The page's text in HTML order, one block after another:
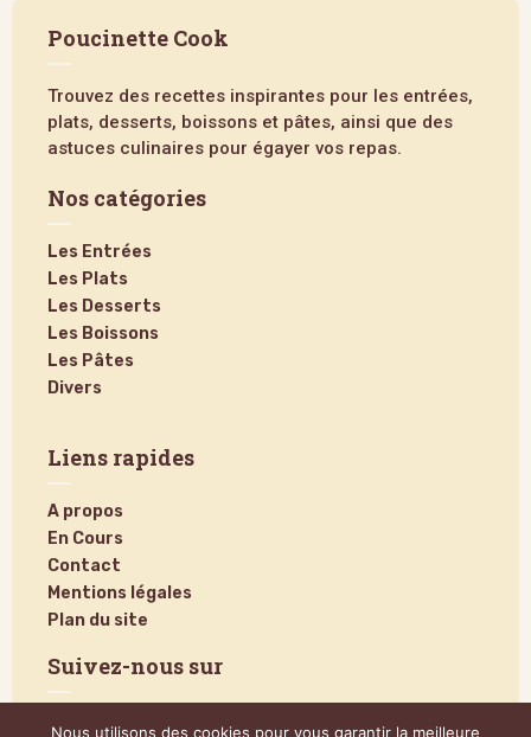
Poucinette Cook
Trouvez des recettes inspirantes pour les entrées,
plats, desserts, boissons et pâtes, ainsi que des
astuces culinaires pour égayer vos repas.
Nos catégories
Les Entrées
Les Plats
Les Desserts
Les Boissons
Les Pâtes
Divers
Liens rapides
A propos
En Cours
Contact
Mentions légales
Plan du site
Suivez-nous sur
Nous utilisons des cookies pour vous garantir la meilleure